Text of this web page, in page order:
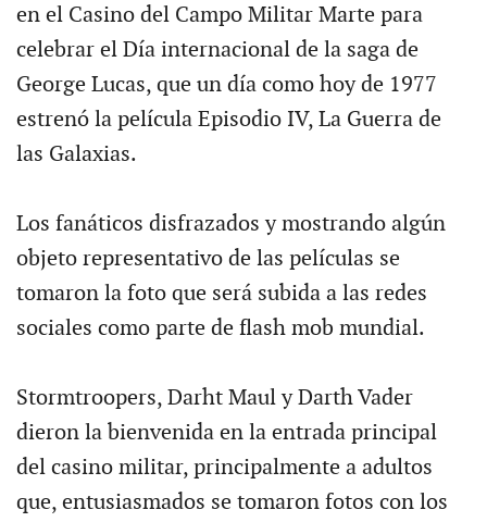
en el Casino del Campo Militar Marte para
celebrar el Día internacional de la saga de
George Lucas, que un día como hoy de 1977
estrenó la película Episodio IV, La Guerra de
las Galaxias.
Los fanáticos disfrazados y mostrando algún
objeto representativo de las películas se
tomaron la foto que será subida a las redes
sociales como parte de flash mob mundial.
Stormtroopers, Darht Maul y Darth Vader
dieron la bienvenida en la entrada principal
del casino militar, principalmente a adultos
que, entusiasmados se tomaron fotos con los